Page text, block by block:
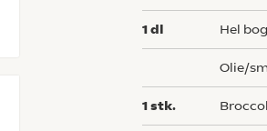
1dl hel
Olie/
1stk.